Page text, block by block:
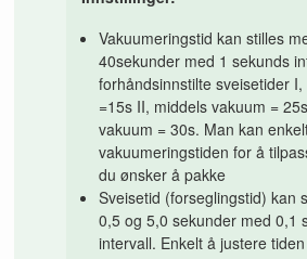
Vakuumeringstid kan stilles
40sekunder med 1 sekunds
forhåndsinnstilte sveisetider
=15s II, middels vakuum =
vakuum = 30s. Man kan
vakuumeringstiden for å
du ønsker å pakke
Sveisetid (forseglingstid) kan
0,5 og 5,0 sekunder med 0,1
intervall. Enkelt å justere